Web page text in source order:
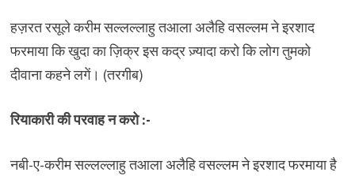
हज़रत रसूले करीम सल्लल्लाहु तआला अलैहि वसल्लम ने इरशाद
फरमाया कि खुदा का ज़िक्र इस कद्र ज़्यादा करो कि लोग तुमको
दीवाना कहने लगें। (तरगीब)
रियाकारी की परवाह न करो :-
नबी-ए-करीम सल्लल्लाहु तआला अलैहि वसल्लम ने इरशाद फरमाया है